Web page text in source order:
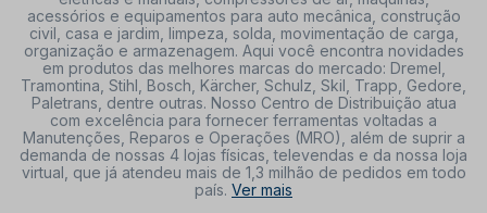
acessórios e equipamentos para auto mecânica, construção
civil, casa e jardim, limpeza, solda, movimentação de carga,
organização e armazenagem. Aqui você encontra novidades
em produtos das melhores marcas do mercado: Dremel,
Tramontina, Stihl, Bosch, Kärcher, Schulz, Skil, Trapp, Gedore,
Paletrans, dentre outras. Nosso Centro de Distribuição atua
com excelência para fornecer ferramentas voltadas a
Manutenções, Reparos e Operações (MRO), além de suprir a
demanda de nossas 4 lojas físicas, televendas e da nossa loja
virtual, que já atendeu mais de 1,3 milhão de pedidos em todo
país. Ver mais